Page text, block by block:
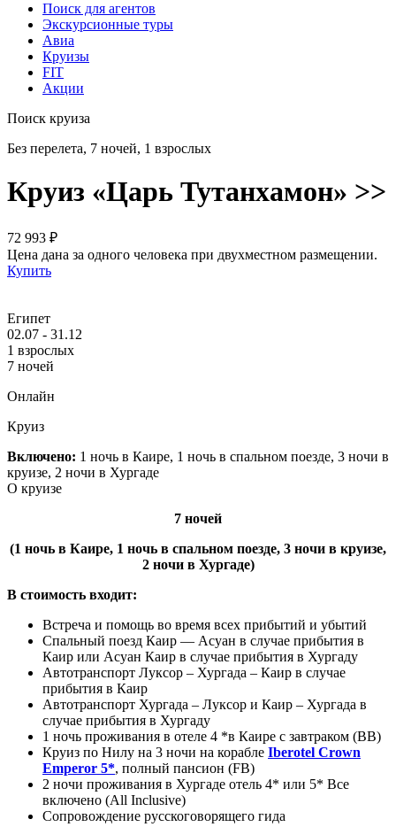
Поиск для агентов
Экскурсионные туры
Авиа
Круизы
FIT
Акции
Поиск круиза
Без перелета, 7 ночей, 1 взрослых
Круиз «Царь Тутанхамон» >>
72 993 ₽
Цена дана за одного человека при двухместном размещении.
Купить
Египет
02.07 - 31.12
1 взрослых
7 ночей
Онлайн
Круиз
Включено: 1 ночь в Каире, 1 ночь в спальном поезде, 3 ночи в
круизе, 2 ночи в Хургаде
О круизе
7 ночей
(1 ночь в Каире, 1 ночь в спальном поезде, 3 ночи в круизе,
2 ночи в Хургаде)
В стоимость входит:
Встреча и помощь во время всех прибытий и убытий
Спальный поезд Каир — Асуан в случае прибытия в
Каир или Асуан Каир в случае прибытия в Хургаду
Автотранспорт Луксор – Хургада – Каир в случае
прибытия в Каир
Автотранспорт Хургада – Луксор и Каир – Хургада в
случае прибытия в Хургаду
1 ночь проживания в отеле 4 *в Каире с завтраком (BB)
Круиз по Нилу на 3 ночи на корабле Iberotel Crown
Emperor 5*, полный пансион (FB)
2 ночи проживания в Хургаде отель 4* или 5* Все
включено (All Inclusive)
Сопровождение русскоговорящего гида